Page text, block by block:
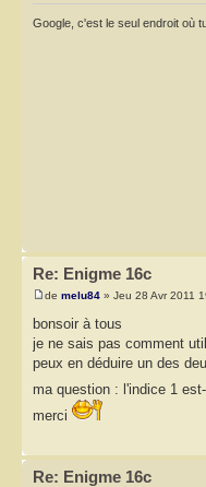
Google, c'est le seul endroit où
Re: Enigme 16c
de melu84 » Jeu 28 Avr 2011
bonsoir à tous
je ne sais pas comment
peux en déduire un des
ma question : l'indice 1
merci
Re: Enigme 16c